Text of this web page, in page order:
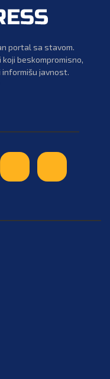
portal sa stavom.
beskompromisno,
javnost.